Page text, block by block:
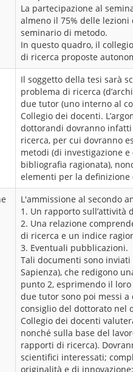
La partecipazione al
almeno il 75% delle
seminario di metodo.
In questo quadro, il
di ricerca proposte
Il soggetto della tesi sarà
problema di ricerca
due tutor (uno interno al
Collegio dei docenti.
dottorandi dovranno infatti
ricerca, per cui dovranno
metodi (di investigazione
bibliografia ragionata),
elementi per la
L'ammissione al secondo
1. Un rapporto sull’attività
2. Una relazione
di ricerca e un indice
3. Eventuali pubblicazioni.
Tali documenti sono
Sapienza), che redigono
punto 2, esprimendo il
due tutor sono poi messi
consiglio del dottorato nel
Collegio dei docenti
nonché sulla base del
rapporti di ricerca).
scientifici interessati;
originalità e di